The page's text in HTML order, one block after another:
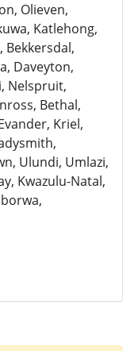
Olieven,
Katlehong,
Bekkersdal,
Daveyton,
Nelspruit,
Bethal,
Kriel,
Ulundi, Umlazi,
Kwazulu-Natal,